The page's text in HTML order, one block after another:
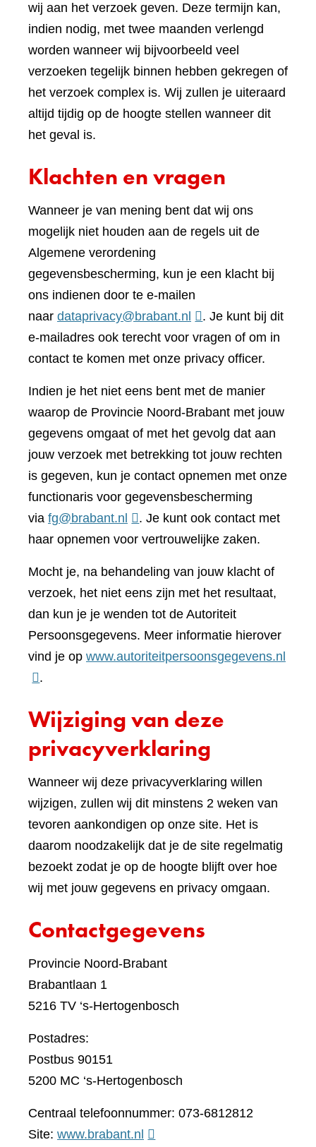
wij aan het verzoek geven. Deze termijn kan,
indien nodig, met twee maanden verlengd
worden wanneer wij bijvoorbeeld veel
verzoeken tegelijk binnen hebben gekregen of
het verzoek complex is. Wij zullen je uiteraard
altijd tijdig op de hoogte stellen wanneer dit
het geval is.
Klachten en vragen
Wanneer je van mening bent dat wij ons
mogelijk niet houden aan de regels uit de
Algemene verordening
gegevensbescherming, kun je een klacht bij
ons indienen door te e-mailen
naar dataprivacy@brabant.nl
. Je kunt bij dit
e-mailadres ook terecht voor vragen of om in
contact te komen met onze privacy officer.
Indien je het niet eens bent met de manier
waarop de Provincie Noord-Brabant met jouw
gegevens omgaat of met het gevolg dat aan
jouw verzoek met betrekking tot jouw rechten
is gegeven, kun je contact opnemen met onze
functionaris voor gegevensbescherming
via fg@brabant.nl
. Je kunt ook contact met
haar opnemen voor vertrouwelijke zaken.
Mocht je, na behandeling van jouw klacht of
verzoek, het niet eens zijn met het resultaat,
dan kun je je wenden tot de Autoriteit
Persoonsgegevens. Meer informatie hierover
vind je op www.autoriteitpersoonsgegevens.nl
.
Wijziging van deze
privacyverklaring
Wanneer wij deze privacyverklaring willen
wijzigen, zullen wij dit minstens 2 weken van
tevoren aankondigen op onze site. Het is
daarom noodzakelijk dat je de site regelmatig
bezoekt zodat je op de hoogte blijft over hoe
wij met jouw gegevens en privacy omgaan.
Contactgegevens
Provincie Noord-Brabant
Brabantlaan 1
5216 TV ‘s-Hertogenbosch
Postadres:
Postbus 90151
5200 MC ‘s-Hertogenbosch
Centraal telefoonnummer: 073-6812812
Site: www.brabant.nl (verwijst